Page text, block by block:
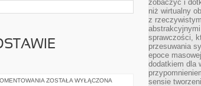
WSZYSTKIE
ZOSTAŁA WYŁĄCZONA
zobaczyć i
niż wirtualny
z
sprawczości,
przesuwania
epoce
dodatkiem dla
sensie